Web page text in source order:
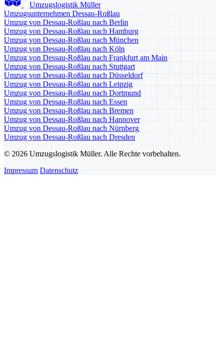
Umzugslogistik Müller
Umzugsunternehmen Dessau-Roßlau
Umzug von Dessau-Roßlau nach Berlin
Umzug von Dessau-Roßlau nach Hamburg
Umzug von Dessau-Roßlau nach München
Umzug von Dessau-Roßlau nach Köln
Umzug von Dessau-Roßlau nach Frankfurt am Main
Umzug von Dessau-Roßlau nach Stuttgart
Umzug von Dessau-Roßlau nach Düsseldorf
Umzug von Dessau-Roßlau nach Leipzig
Umzug von Dessau-Roßlau nach Dortmund
Umzug von Dessau-Roßlau nach Essen
Umzug von Dessau-Roßlau nach Bremen
Umzug von Dessau-Roßlau nach Hannover
Umzug von Dessau-Roßlau nach Nürnberg
Umzug von Dessau-Roßlau nach Dresden
© 2026 Umzugslogistik Müller. Alle Rechte vorbehalten.
Impressum Datenschutz